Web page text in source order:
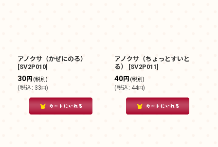
アノクサ（かぜにのる）
[SV2P010]
30円 (税別)
(税込: 33円)
アノクサ（ちょっとすいと
る）
[SV2P011]
40円 (税別)
(税込: 44円)